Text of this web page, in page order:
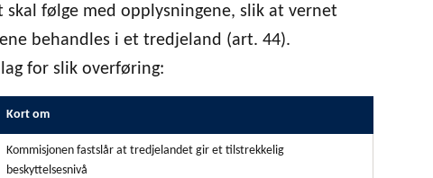
skal følge med opplysningene, slik at vernet
behandles i et tredjeland (art. 44).
for slik overføring:
Kort om
Kommisjonen fastslår at tredjelandet gir et tilstrekkelig
beskyttelsesnivå